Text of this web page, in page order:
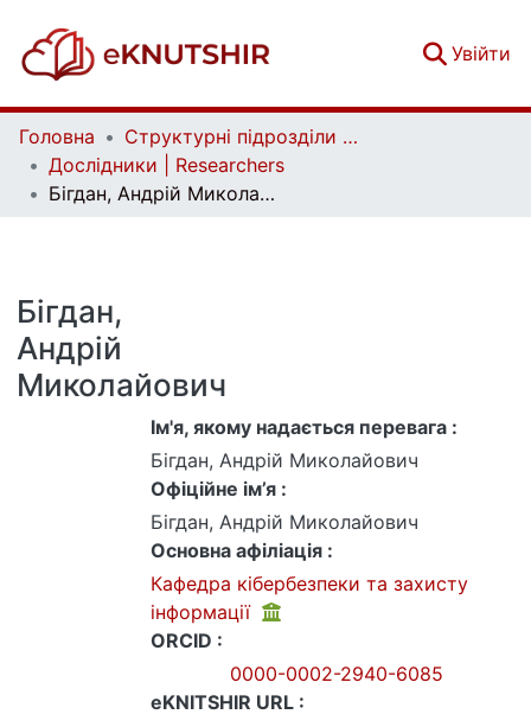
Увійти
Головна
Структурні підрозділи Київського національного університету імені Тараса Шевченка та Організації | Faculties, Institutes and Departments of Taras Shevchenko National University of Kyiv and Organizations
Дослідники | Researchers
Бігдан, Андрій Миколайович
Бігдан,
Андрій
Миколайович
Ім'я, якому надається перевага :
Бігдан, Андрій Миколайович
Офіційне ім’я :
Бігдан, Андрій Миколайович
Основна афіліація :
Кафедра кібербезпеки та захисту
інформації
ORCID :
0000-0002-2940-6085
eKNITSHIR URL :